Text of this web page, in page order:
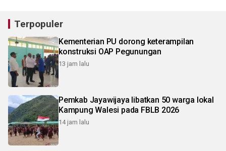
Terpopuler
Kementerian PU dorong keterampilan
konstruksi OAP Pegunungan
13 jam lalu
Pemkab Jayawijaya libatkan 50 warga lokal
Kampung Walesi pada FBLB 2026
14 jam lalu